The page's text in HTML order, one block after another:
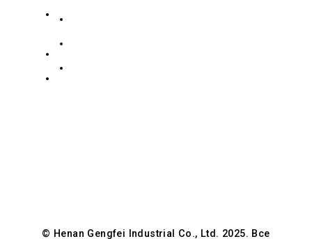
Зидонг
Гуанчэн
Хуэйский
© Henan Gengfei Industrial Co., Ltd. 2025. Все